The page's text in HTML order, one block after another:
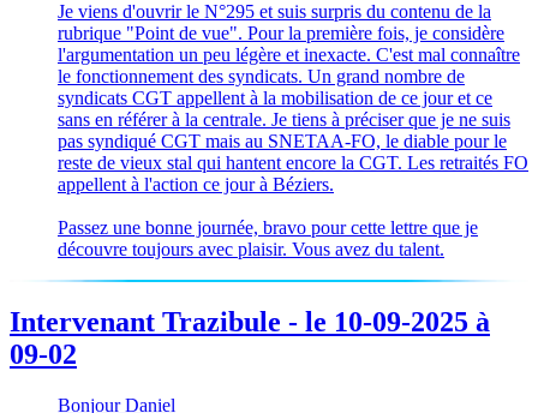
Je viens d'ouvrir le N°295 et suis surpris du contenu de la
rubrique "Point de vue". Pour la première fois, je considère
l'argumentation un peu légère et inexacte. C'est mal connaître
le fonctionnement des syndicats. Un grand nombre de
syndicats CGT appellent à la mobilisation de ce jour et ce
sans en référer à la centrale. Je tiens à préciser que je ne suis
pas syndiqué CGT mais au SNETAA-FO, le diable pour le
reste de vieux stal qui hantent encore la CGT. Les retraités FO
appellent à l'action ce jour à Béziers.
Passez une bonne journée, bravo pour cette lettre que je
découvre toujours avec plaisir. Vous avez du talent.
Intervenant Trazibule - le 10-09-2025 à
09-02
Bonjour Daniel